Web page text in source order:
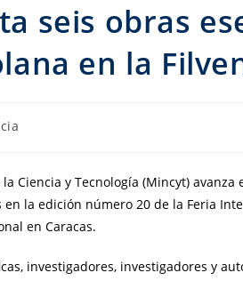
seis obras
en la
Ciencia y Tecnología (Mincyt)
la edición número 20 de la Feria
en Caracas.
investigadores, investigadores y